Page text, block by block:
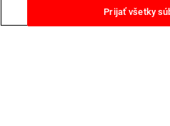
Prijať všetky